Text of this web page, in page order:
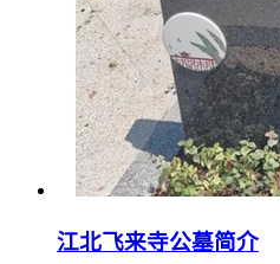
江北飞来寺公墓简介